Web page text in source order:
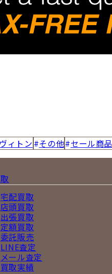
ィトン その他 セール商品
宅配買取
店頭買取
出張買取
定額買取
委託販売
LINE査定
メール査定
買取実績